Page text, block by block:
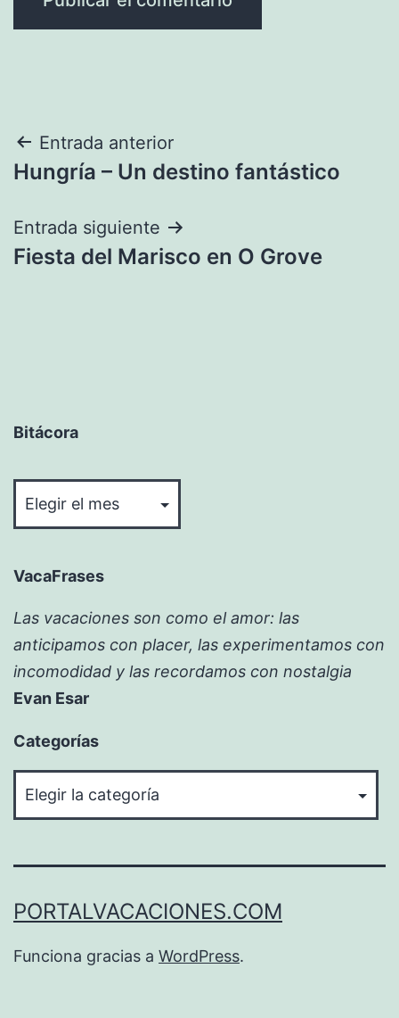
Navegación
de
entradas
Entrada anterior
Hungría – Un destino fantástico
Entrada siguiente
Fiesta del Marisco en O Grove
Bitácora
VacaFrases
Las vacaciones son como el amor: las
anticipamos con placer, las experimentamos con
incomodidad y las recordamos con nostalgia
Evan Esar
Categorías
PORTALVACACIONES.COM
Funciona gracias a WordPress.